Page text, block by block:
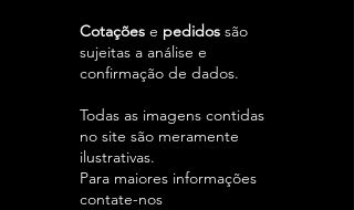
Cotações e pedidos são
sujeitas a análise e
confirmação de dados.
Todas as imagens contidas
no site são meramente
ilustrativas.
Para maiores informações
contate-nos